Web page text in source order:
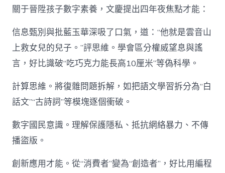
關于晉陞孩子數字素養，文慶提出四年夜焦點才能：
信息甄別與批藍玉華深吸了口氣，道：“他就是雲音山
上救女兒的兒子。”評思維。學會區分權威望息與謠
言，好比識破“吃巧克力能長高10厘米”等偽科學。
計算思維。將復雜問題拆解，如把語文學習拆分為“白
話文”“古詩詞”等模塊逐個衝破。
數字國民意識。理解保護隱私、抵抗網絡暴力、不傳
播盜版。
創新應用才能。從“消費者”變為“創造者”，好比用編程